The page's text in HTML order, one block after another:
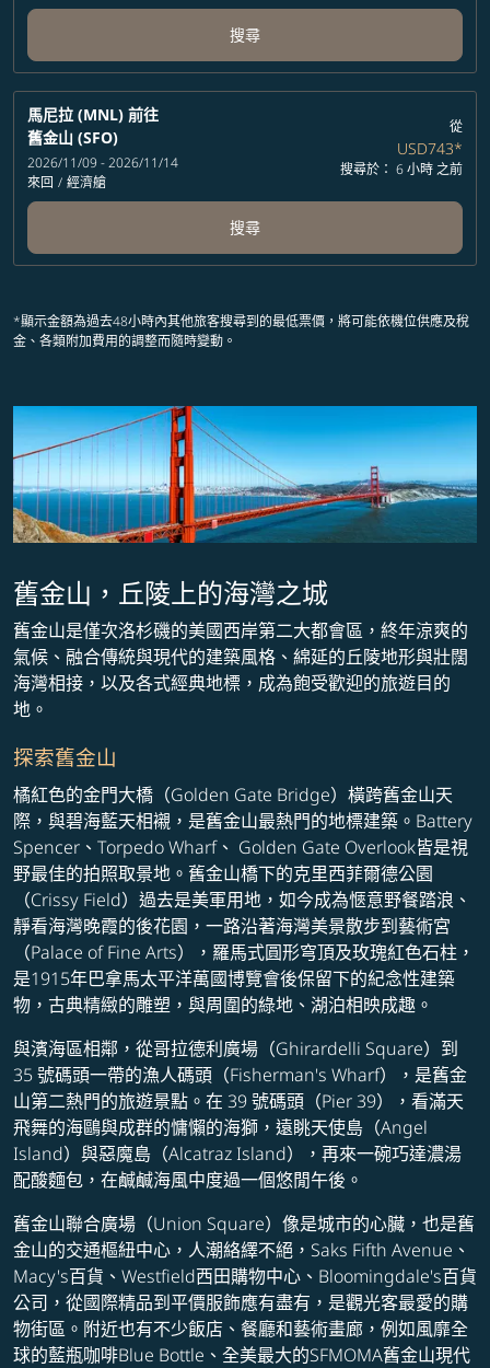
搜尋
馬尼拉 (MNL) 前往
舊金山 (SFO)
2026/11/09 - 2026/11/14
來回 / 經濟艙
從
USD743*
搜尋於： 6 小時 之前
搜尋
*顯示金額為過去48小時內其他旅客搜尋到的最低票價，將可能依機位供應及稅
金、各類附加費用的調整而隨時變動。
舊金山，丘陵上的海灣之城
舊金山是僅次洛杉磯的美國西岸第二大都會區，終年涼爽的
氣候、融合傳統與現代的建築風格、綿延的丘陵地形與壯闊
海灣相接，以及各式經典地標，成為飽受歡迎的旅遊目的
地。
探索舊金山
橘紅色的金門大橋（Golden Gate Bridge）橫跨舊金山天
際，與碧海藍天相襯，是舊金山最熱門的地標建築。Battery
Spencer、Torpedo Wharf、 Golden Gate Overlook皆是視
野最佳的拍照取景地。舊金山橋下的克里西菲爾德公園
（Crissy Field）過去是美軍用地，如今成為愜意野餐踏浪、
靜看海灣晚霞的後花園，一路沿著海灣美景散步到藝術宮
（Palace of Fine Arts），羅馬式圓形穹頂及玫瑰紅色石柱，
是1915年巴拿馬太平洋萬國博覽會後保留下的紀念性建築
物，古典精緻的雕塑，與周圍的綠地、湖泊相映成趣。
與濱海區相鄰，從哥拉德利廣場（Ghirardelli Square）到
35 號碼頭一帶的漁人碼頭（Fisherman's Wharf），是舊金
山第二熱門的旅遊景點。在 39 號碼頭（Pier 39），看滿天
飛舞的海鷗與成群的慵懶的海獅，遠眺天使島（Angel
Island）與惡魔島（Alcatraz Island），再來一碗巧達濃湯
配酸麵包，在鹹鹹海風中度過一個悠閒午後。
舊金山聯合廣場（Union Square）像是城市的心臟，也是舊
金山的交通樞紐中心，人潮絡繹不絕，Saks Fifth Avenue、
Macy's百貨、Westfield西田購物中心、Bloomingdale's百貨
公司，從國際精品到平價服飾應有盡有，是觀光客最愛的購
物街區。附近也有不少飯店、餐廳和藝術畫廊，例如風靡全
球的藍瓶咖啡Blue Bottle、全美最大的SFMOMA舊金山現代